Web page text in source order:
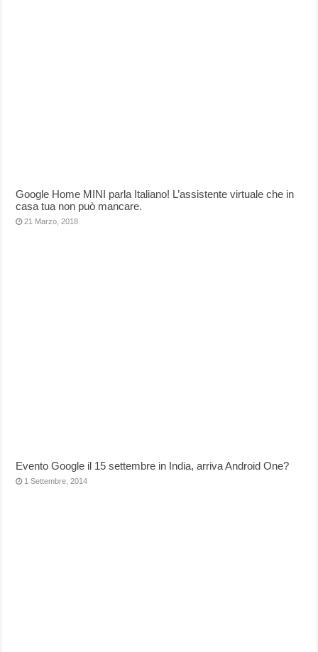
Google Home MINI parla Italiano! L’assistente virtuale che in
casa tua non può mancare.
21 Marzo, 2018
Evento Google il 15 settembre in India, arriva Android One?
1 Settembre, 2014